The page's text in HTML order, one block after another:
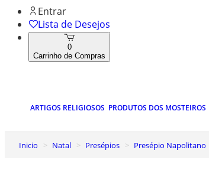
Entrar
Lista de Desejos
0
Carrinho de Compras
ARTIGOS RELIGIOSOS PRODUTOS DOS MOSTEIROS
Inicio Natal Presépios Presépio Napolitano